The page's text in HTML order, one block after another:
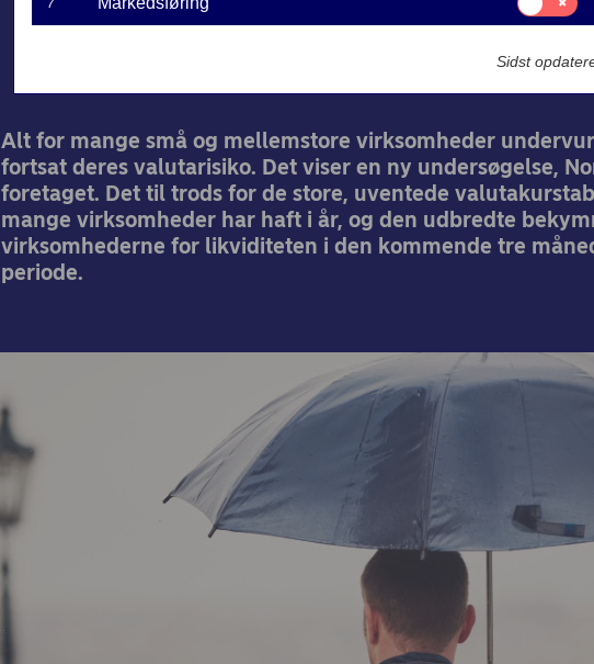
håndtere risikoen nu
Alt for mange små og mellemstore virksomheder
fortsat deres valutarisiko. Det viser en ny undersøgelse,
foretaget. Det til trods for de store, uventede
mange virksomheder har haft i år, og den udbredte
virksomhederne for likviditeten i den kommende tre
periode.
7
til:
Sidst